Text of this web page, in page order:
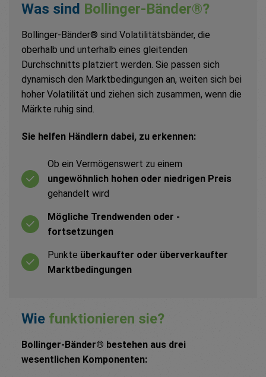
Was sind Bollinger-Bänder®?
Bollinger-Bänder® sind Volatilitätsbänder, die
oberhalb und unterhalb eines gleitenden
Durchschnitts platziert werden. Sie passen sich
dynamisch den Marktbedingungen an, weiten sich bei
hoher Volatilität und ziehen sich zusammen, wenn die
Märkte ruhig sind.
Sie helfen Händlern dabei, zu erkennen:
Ob ein Vermögenswert zu einem
ungewöhnlich hohen oder niedrigen Preis
gehandelt wird
Mögliche Trendwenden oder -
fortsetzungen
Punkte überkaufter oder überverkaufter
Marktbedingungen
Wie funktionieren sie?
Bollinger-Bänder® bestehen aus drei
wesentlichen Komponenten: